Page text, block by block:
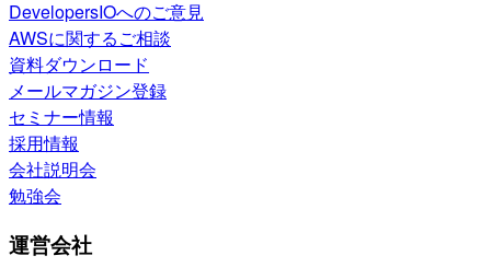
DevelopersIOへのご意見
AWSに関するご相談
資料ダウンロード
メールマガジン登録
セミナー情報
採用情報
会社説明会
勉強会
運営会社